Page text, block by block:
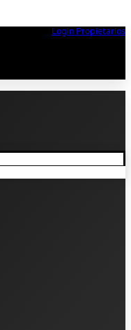
Login Propietarios